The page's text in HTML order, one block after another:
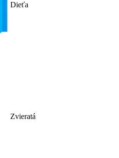
Dieťa
Zvieratá